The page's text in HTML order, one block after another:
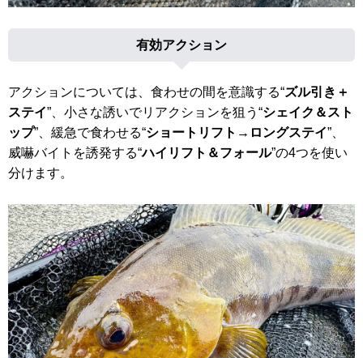
有効アクション
アクションについては、食わせの間を意識する“ズル引き＋
ステイ”、小さな誘いでリアクションを狙う“シェイク＆スト
ップ”、緩急で食わせる“ショートリフト→ロングステイ”、
威嚇バイトを誘発する“ハイリフト＆フォール”の4つを使い
分けます。